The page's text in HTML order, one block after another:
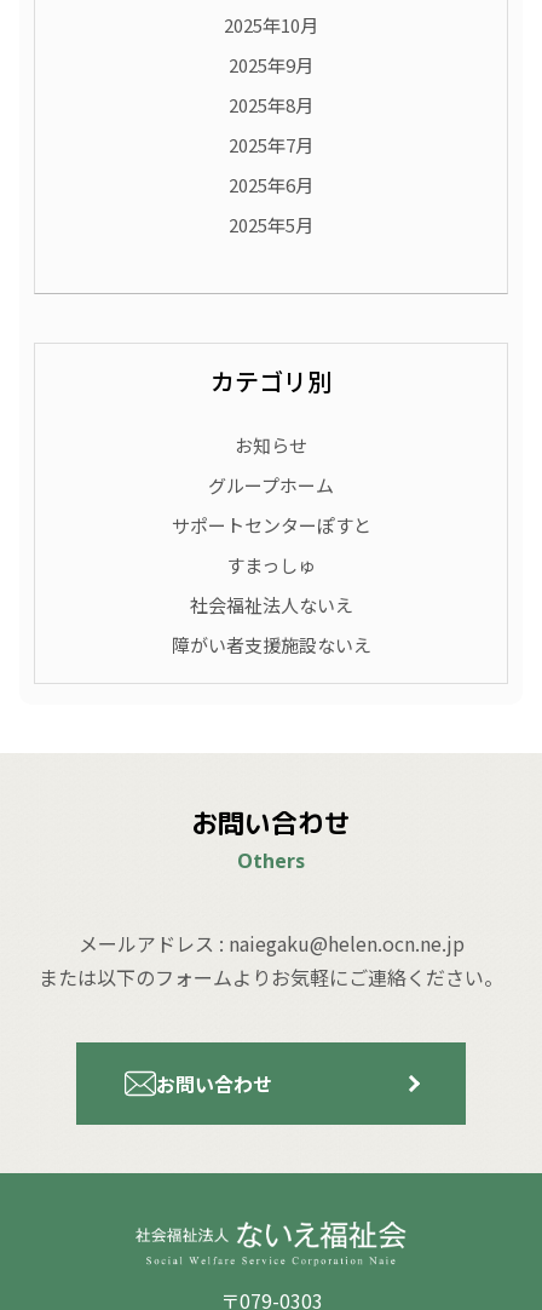
2025年10月
2025年9月
2025年8月
2025年7月
2025年6月
2025年5月
カテゴリ別
お知らせ
グループホーム
サポートセンターぽすと
すまっしゅ
社会福祉法人ないえ
障がい者支援施設ないえ
お問い合わせ
Others
メールアドレス : naiegaku@helen.ocn.ne.jp
または以下のフォームよりお気軽にご連絡ください。
お問い合わせ
〒079-0303